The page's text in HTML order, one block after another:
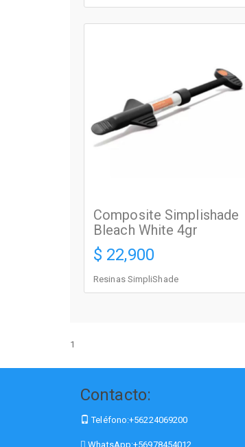
Composite Simplishade
Bleach White 4gr
$ 22,900
Resinas SimpliShade
1
Contacto:
Teléfono:+56224069200
WhatsApp:+56978454012